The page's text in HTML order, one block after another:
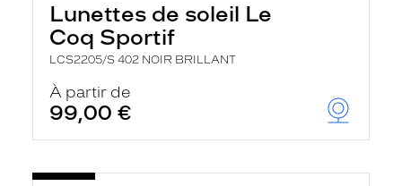
Lunettes de soleil Le
Coq Sportif
LCS2205/S 402 NOIR BRILLANT
À partir de
99,00 €